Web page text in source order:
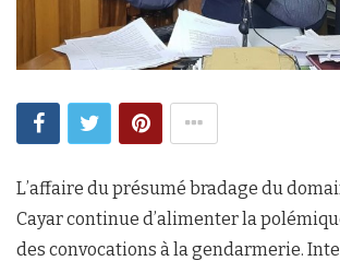
L’affaire du présumé bradage du
Cayar continue d’alimenter la
des convocations à la gendarmerie.